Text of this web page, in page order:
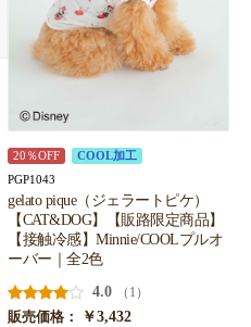
20％OFF COOL加工
PGP1043
gelato pique（ジェラートピケ）
【CAT&DOG】【販路限定商品】
【接触冷感】Minnie/COOLプルオ
ーバー｜全2色
4.0
（1）
販売価格：
￥3,432